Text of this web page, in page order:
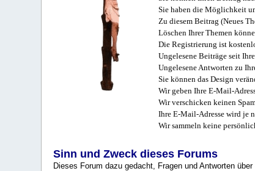
Sie haben die Möglichkeit
Zu diesem Beitrag (Neues
Löschen Ihrer Themen
Die Registrierung ist
Ungelesene Beiträge seit
Ungelesene Antworten zu
Sie können das Design
Wir geben Ihre E-Mail-
Wir verschicken keinen
Ihre E-Mail-Adresse wird je
Wir sammeln keine
Sinn und Zweck dieses Forums
Dieses Forum dazu gedacht, Fragen und Antworten